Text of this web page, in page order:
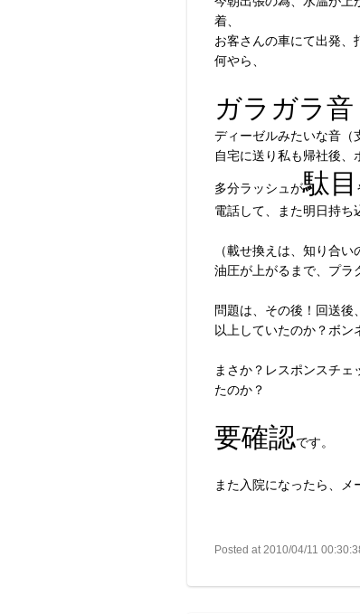
着、
お客さんの車にて出発、
何やら、
ガラガラ音
ディーゼルみたいな音（
自宅に送り私も帰社後、
多分ラッシュが駄目
電話して、また明日持ち
（載せ換えは、知り合
油圧が上がるまで、プラ
問題は、その後！回送後
以上していたのか？ボン
まさか？レスポンスチ
たのか？
要確認です。
また入院になったら、メ
Posted at 2010/04/11